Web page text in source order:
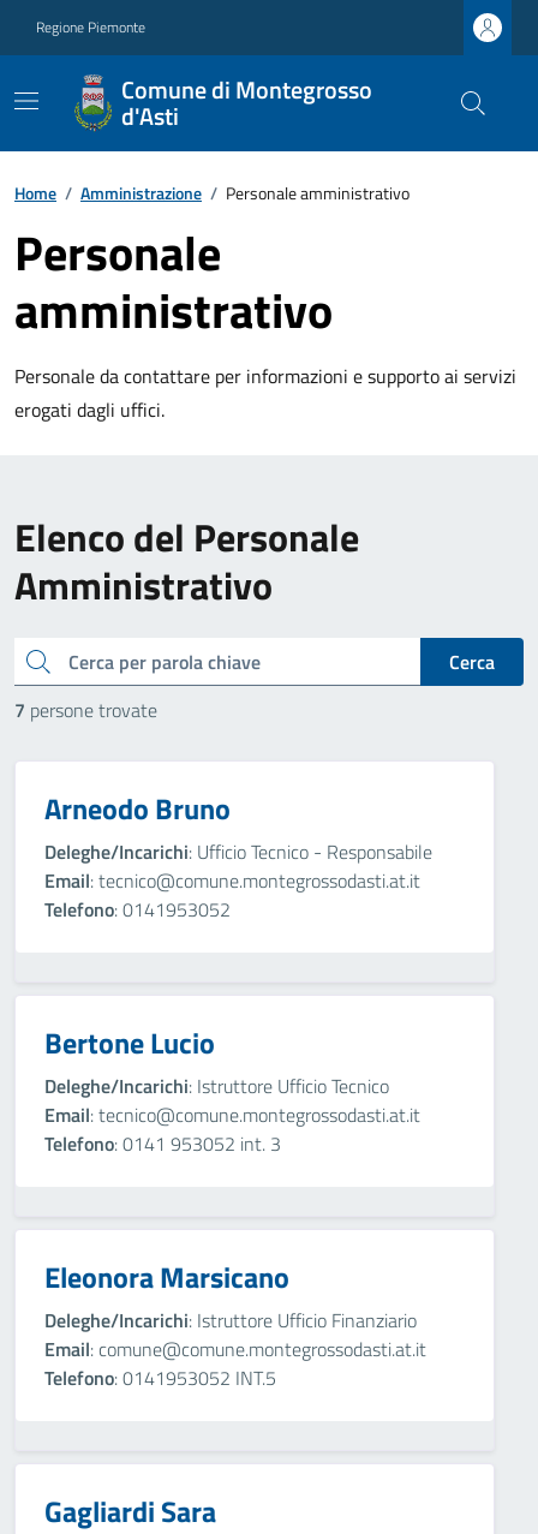
Regione Piemonte
Comune di Montegrosso
d'Asti
Home / Amministrazione / Personale amministrativo
Personale
amministrativo
Personale da contattare per informazioni e supporto ai servizi
erogati dagli uffici.
Elenco del Personale
Amministrativo
cerca
Cerca
7 persone trovate
Arneodo Bruno
Deleghe/Incarichi: Ufficio Tecnico - Responsabile
Email: tecnico@comune.montegrossodasti.at.it
Telefono: 0141953052
Bertone Lucio
Deleghe/Incarichi: Istruttore Ufficio Tecnico
Email: tecnico@comune.montegrossodasti.at.it
Telefono: 0141 953052 int. 3
Eleonora Marsicano
Deleghe/Incarichi: Istruttore Ufficio Finanziario
Email: comune@comune.montegrossodasti.at.it
Telefono: 0141953052 INT.5
Gagliardi Sara